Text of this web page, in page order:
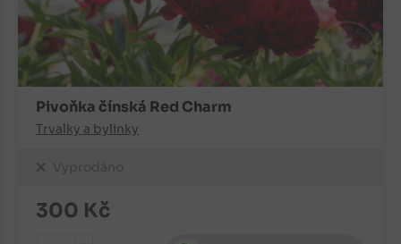
Pivoňka čínská Red Charm
Trvalky a bylinky
Vyprodáno
300 Kč